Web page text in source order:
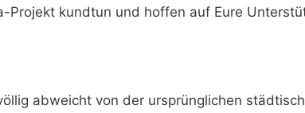
Projekt kundtun und hoffen auf Eure
abweicht von der ursprünglichen